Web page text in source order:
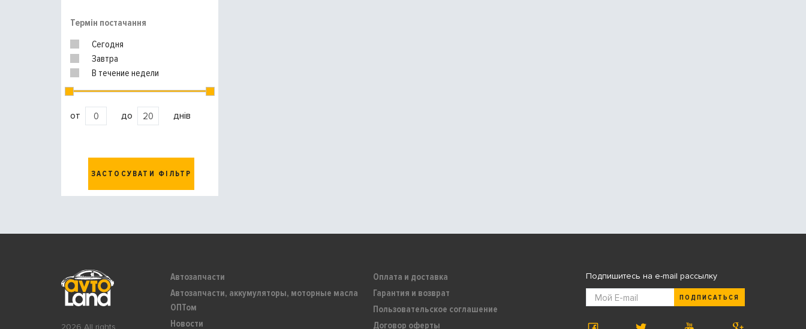
Термін постачання
Сегодня
Завтра
В течение недели
от до днів
ЗАСТОСУВАТИ ФІЛЬТР
2026 All rights
Автозапчасти
Автозапчасти, аккумуляторы, моторные масла
ОПТом
Новости
Оплата и доставка
Гарантия и возврат
Пользовательское соглашение
Договор оферты
Подпишитесь на e-mail рассылку
ПОДПИСАТЬСЯ